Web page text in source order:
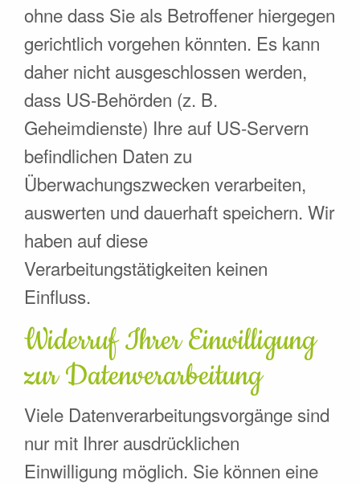
ohne dass Sie als Betroffener hiergegen
gerichtlich vorgehen könnten. Es kann
daher nicht ausgeschlossen werden,
dass US-Behörden (z. B.
Geheimdienste) Ihre auf US-Servern
befindlichen Daten zu
Überwachungszwecken verarbeiten,
auswerten und dauerhaft speichern. Wir
haben auf diese
Verarbeitungstätigkeiten keinen
Einfluss.
Widerruf Ihrer Einwilligung
zur Datenverarbeitung
Viele Datenverarbeitungsvorgänge sind
nur mit Ihrer ausdrücklichen
Einwilligung möglich. Sie können eine